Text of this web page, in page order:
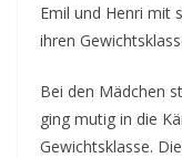
Emil und Henri mit
ihren
Bei den Mädchen
ging mutig in die
Gewichtsklasse.